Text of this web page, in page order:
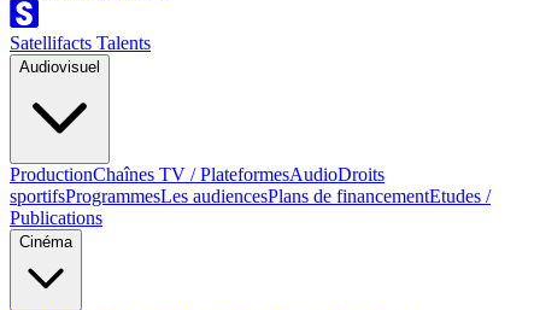
Satellifacts Talents
Audiovisuel
ProductionChaînes TV / PlateformesAudioDroits
sportifsProgrammesLes audiencesPlans de financementEtudes /
Publications
Cinéma